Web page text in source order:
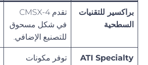
براكسير للتقنيات
السطحية
تقدم CMSX-4
في شكل مسحوق
للتصنيع الإضافي.
ATI Specialty
توفر مكونات